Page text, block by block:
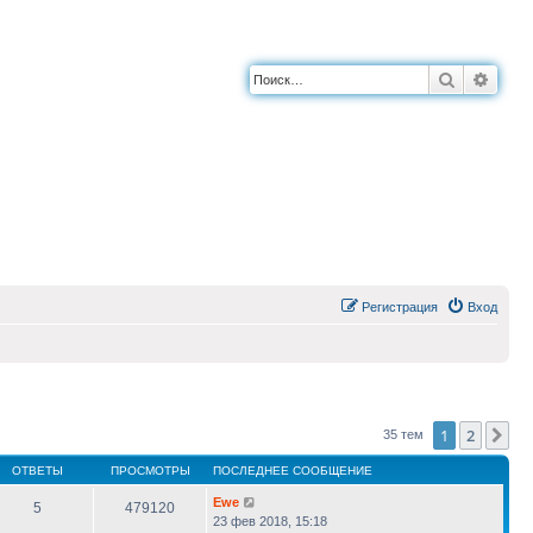
Поиск
Вход
Регистрация
35 тем 1 2
ОТВЕТЫ ПРОСМОТРЫ ПОСЛЕДНЕЕ СООБЩЕНИЕ
5 479120
Ewe
23 фев 2018, 15:18